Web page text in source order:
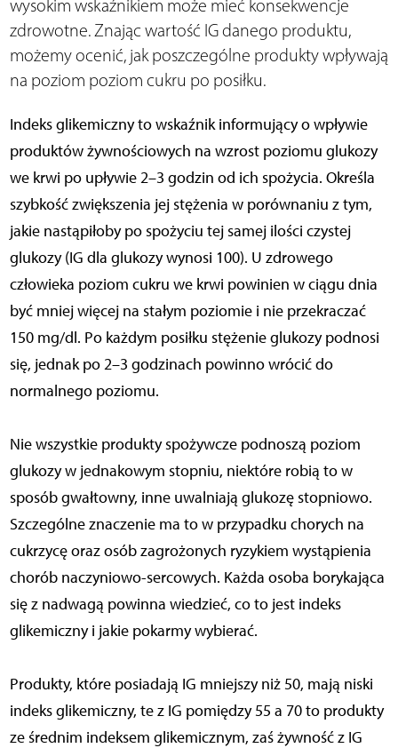
wysokim wskaźnikiem może mieć konsekwencje
zdrowotne. Znając wartość IG danego produktu,
możemy ocenić, jak poszczególne produkty wpływają
na poziom poziom cukru po posiłku.
Indeks glikemiczny to wskaźnik informujący o wpływie
produktów żywnościowych na wzrost poziomu glukozy
we krwi po upływie 2–3 godzin od ich spożycia. Określa
szybkość zwiększenia jej stężenia w porównaniu z tym,
jakie nastąpiłoby po spożyciu tej samej ilości czystej
glukozy (IG dla glukozy wynosi 100). U zdrowego
człowieka poziom cukru we krwi powinien w ciągu dnia
być mniej więcej na stałym poziomie i nie przekraczać
150 mg/dl. Po każdym posiłku stężenie glukozy podnosi
się, jednak po 2–3 godzinach powinno wrócić do
normalnego poziomu.
Nie wszystkie produkty spożywcze podnoszą poziom
glukozy w jednakowym stopniu, niektóre robią to w
sposób gwałtowny, inne uwalniają glukozę stopniowo.
Szczególne znaczenie ma to w przypadku chorych na
cukrzycę oraz osób zagrożonych ryzykiem wystąpienia
chorób naczyniowo-sercowych. Każda osoba borykająca
się z nadwagą powinna wiedzieć, co to jest indeks
glikemiczny i jakie pokarmy wybierać.
Produkty, które posiadają IG mniejszy niż 50, mają niski
indeks glikemiczny, te z IG pomiędzy 55 a 70 to produkty
ze średnim indeksem glikemicznym, zaś żywność z IG